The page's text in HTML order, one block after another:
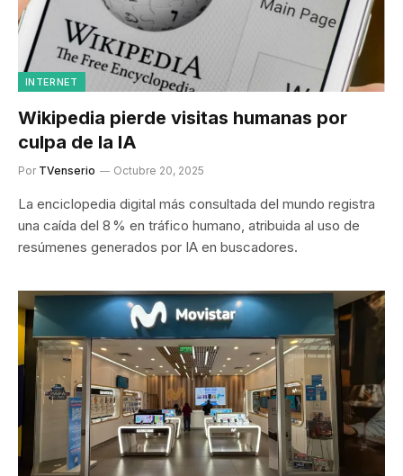
INTERNET
Wikipedia pierde visitas humanas por
culpa de la IA
Por TVenserio Octubre 20, 2025
La enciclopedia digital más consultada del mundo registra
una caída del 8 % en tráfico humano, atribuida al uso de
resúmenes generados por IA en buscadores.